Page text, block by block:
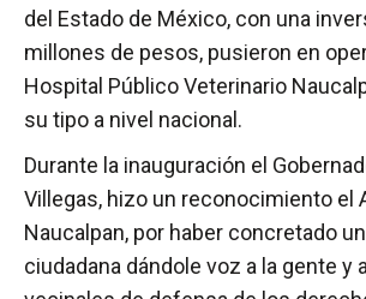
del Estado de México, con una
millones de pesos, pusieron en
Hospital Público Veterinario
su tipo a nivel nacional.
Durante la inauguración el
Villegas, hizo un reconocimiento el
Naucalpan, por haber concretado
ciudadana dándole voz a la gente y